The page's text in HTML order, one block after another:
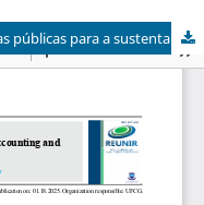
Contribuições das práticas de compras públicas para a sustentabilidade